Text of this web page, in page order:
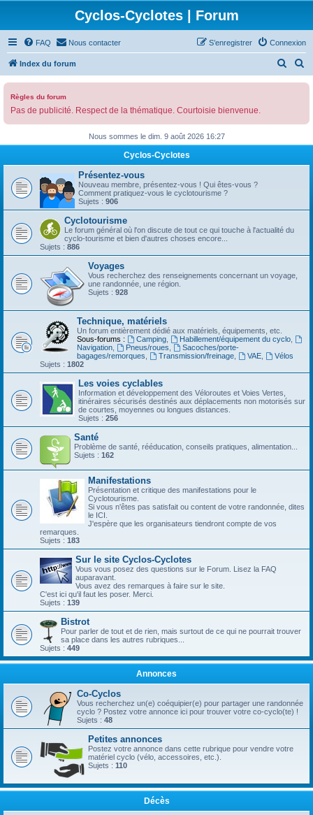
Cyclos-Cyclotes | Forum
FAQ Nous contacter Connexion
S’enregistrer
Index du forum
r
c
r
r
c
r
Règles du forum
Pas de publicité. Respect de la thématique. Courtoisie bienvenue.
Nous sommes le dim. 9 août 2026 16:27
Cyclos-Cyclotes
Présentez-vous
Nouveau membre, présentez-vous ! Qui êtes-vous ?
Comment pratiquez-vous le cyclotourisme ?
Sujets : 906
Cyclotourisme
Le forum général où l'on discute de tout ce qui touche à l'actualité du
cyclo-tourisme et bien d'autres choses encore...
Sujets : 886
Voyages
Vous recherchez des renseignements concernant un voyage,
une randonnée, une région.
Sujets : 928
Technique, matériels
Un forum entièrement dédié aux matériels, équipements, etc.
Sous-forums :
Camping, Habillement/équipement du cyclo,
Navigation
Pneus/roues
Sacoches/porte-
bagages/remorques
Transmission/freinage, VAE,
Vélos
Sujets : 1802
Les voies cyclables
Information et développement des Véloroutes et Voies Vertes,
itinéraires sécurisés destinés aux déplacements non motorisés sur
de courtes, moyennes ou longues distances.
Sujets : 256
Santé
Problème de santé, rééducation, conseils pratiques, alimentation...
Sujets : 162
Manifestations
Présentation et critique des manifestations pour le
Cyclotourisme.
Si vous n'êtes pas satisfait ou content de votre randonnée, dites
le ICI.
J'espère que les organisateurs tiendront compte de vos
remarques.
Sujets : 183
Sur le site Cyclos-Cyclotes
Vous vous posez des questions sur le Forum. Lisez la FAQ
auparavant.
Vous avez des remarques à faire sur le site.
C'est ici qu'il faut les poser. Merci.
Sujets : 139
Bistrot
Pour parler de tout et de rien, mais surtout de ce qui ne pourrait trouver
sa place dans les autres rubriques...
Sujets : 449
Annonces
Co-Cyclos
Vous recherchez un(e) coéquipier(e) pour partager une randonnée
cyclo ? Postez votre annonce ici pour trouver votre co-cyclo(te) !
Sujets : 48
Petites annonces
Postez votre annonce dans cette rubrique pour vendre votre
matériel cyclo (vélo, accessoires, etc.).
Sujets : 110
Décès